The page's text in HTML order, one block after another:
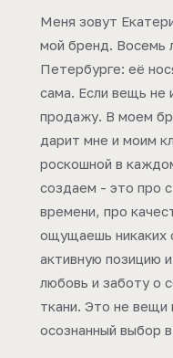
Меня зовут
мой бренд. Восемь
Петербурге: её
сама. Если вещь не
продажу. В моем
дарит мне и моим
роскошной в
создаем - это про
времени, про
ощущаешь никаких
активную позицию
любовь и заботу о
ткани. Это не вещи
осознанный выбор